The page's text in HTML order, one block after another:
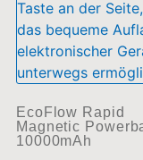
Ausführung wählen